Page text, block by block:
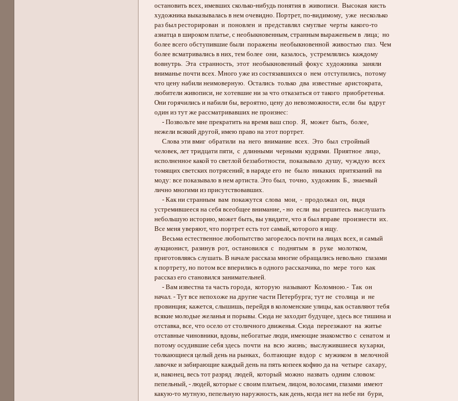
остановить всех, имевших сколько-нибудь понятия в живописи. Высокая кисть
художника выказывалась в нем очевидно. Портрет, по-видимому, уже несколько
раз был ресторирован и поновлен и представлял смуглые черты какого-то
азиатца в широком платье, с необыкновенным, странным выраженьем в лица; но
более всего обступившие были поражены необыкновенной живостью глаз. Чем
более всматривались в них, тем более они, казалось, устремлялись каждому
вовнутрь. Эта странность, этот необыкновенный фокус художника заняли
вниманье почти всех. Много уже из состязавшихся о нем отступились, потому
что цену набили неимоверную. Остались только два известные аристократа,
любители живописи, не хотевшие ни за что отказаться от такого приобретенья.
Они горячились и набили бы, вероятно, цену до невозможности, если бы вдруг
один из тут же рассматривавших не произнес:
- Позвольте мне прекратить на время ваш спор. Я, может быть, более,
нежели всякий другой, имею право на этот портрет.
Слова эти вмиг обратили на него внимание всех. Это был стройный
человек, лет тридцати пяти, с длинными черными кудрями. Приятное лицо,
исполненное какой то светлой беззаботности, показывало душу, чуждую всех
томящих светских потрясений; в наряде его не было никаких притязаний на
моду: все показывало в нем артиста. Это был, точно, художник Б., знаемый
лично многими из присутствовавших.
- Как ни странным вам покажутся слова мои, - продолжал он, видя
устремившееся на себя всеобщее внимание, - но если вы решитесь выслушать
небольшую историю, может быть, вы увидите, что я был вправе произнести их.
Все меня уверяют, что портрет есть тот самый, которого я ищу.
Весьма естественное любопытство загорелось почти на лицах всех, и самый
аукционист, разинув рот, остановился с поднятым в руке молотком,
приготовляясь слушать. В начале рассказа многие обращались невольно глазами
к портрету, но потом все вперились в одного рассказчика, по мере того как
рассказ его становился занимательней.
- Вам известна та часть города, которую называют Коломною.- Так он
начал. - Тут все непохоже на другие части Петербурга; тут не столица и не
провинция; кажется, слышишь, перейдя в коломенские улицы, как оставляют тебя
всякие молодые желанья и порывы. Сюда не заходит будущее, здесь все тишина и
отставка, все, что осело от столичного движенья. Сюда переезжают на житье
отставные чиновники, вдовы, небогатые люди, имеющие знакомство с сенатом и
потому осудившие себя здесь почти на всю жизнь; выслужившиеся кухарки,
толкающиеся целый день на рынках, болтающие вздор с мужиком в мелочной
лавочке и забирающие каждый день на пять копеек кофию да на четыре сахару,
и, наконец, весь тот разряд людей, который можно назвать одним словом:
пепельный, - людей, которые с своим платьем, лицом, волосами, глазами имеют
какую-то мутную, пепельную наружность, как день, когда нет на небе ни бури,